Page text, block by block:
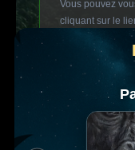
Vous pouvez
cliquant sur le